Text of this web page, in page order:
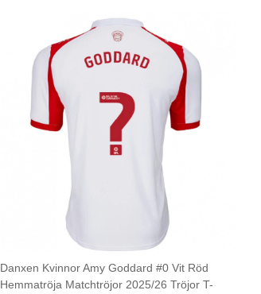
Danxen Kvinnor Amy Goddard #0 Vit Röd
Hemmatröja Matchtröjor 2025/26 Tröjor T-